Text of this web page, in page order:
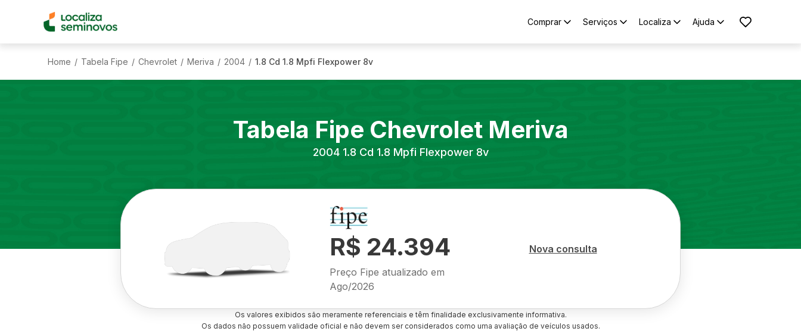
Comprar Serviços Localiza Ajuda
Home / Tabela Fipe / Chevrolet / Meriva / 2004 / 1.8 Cd 1.8 Mpfi Flexpower 8v
Tabela Fipe Chevrolet Meriva
2004 1.8 Cd 1.8 Mpfi Flexpower 8v
R$ 24.394
Preço Fipe atualizado em
Ago/2026
Nova consulta
Os valores exibidos são meramente referenciais e têm finalidade exclusivamente informativa.
Os dados não possuem validade oficial e não devem ser considerados como uma avaliação de veículos usados.